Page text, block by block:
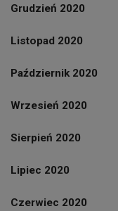
Grudzień 2020
Listopad 2020
Październik 2020
Wrzesień 2020
Sierpień 2020
Lipiec 2020
Czerwiec 2020